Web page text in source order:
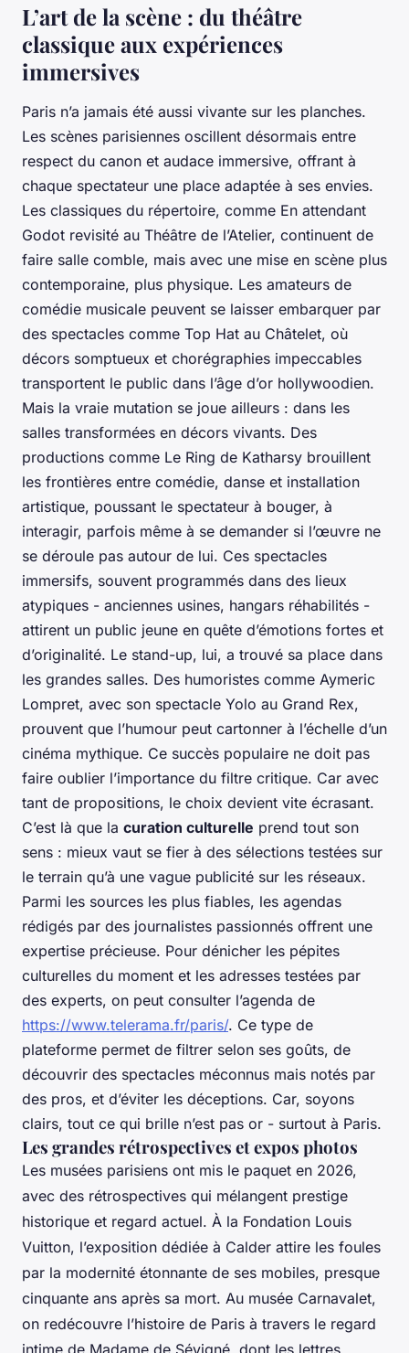
L’art de la scène : du théâtre
classique aux expériences
immersives
Paris n’a jamais été aussi vivante sur les planches.
Les scènes parisiennes oscillent désormais entre
respect du canon et audace immersive, offrant à
chaque spectateur une place adaptée à ses envies.
Les classiques du répertoire, comme En attendant
Godot revisité au Théâtre de l’Atelier, continuent de
faire salle comble, mais avec une mise en scène plus
contemporaine, plus physique. Les amateurs de
comédie musicale peuvent se laisser embarquer par
des spectacles comme Top Hat au Châtelet, où
décors somptueux et chorégraphies impeccables
transportent le public dans l’âge d’or hollywoodien.
Mais la vraie mutation se joue ailleurs : dans les
salles transformées en décors vivants. Des
productions comme Le Ring de Katharsy brouillent
les frontières entre comédie, danse et installation
artistique, poussant le spectateur à bouger, à
interagir, parfois même à se demander si l’œuvre ne
se déroule pas autour de lui. Ces spectacles
immersifs, souvent programmés dans des lieux
atypiques - anciennes usines, hangars réhabilités -
attirent un public jeune en quête d’émotions fortes et
d’originalité. Le stand-up, lui, a trouvé sa place dans
les grandes salles. Des humoristes comme Aymeric
Lompret, avec son spectacle Yolo au Grand Rex,
prouvent que l’humour peut cartonner à l’échelle d’un
cinéma mythique. Ce succès populaire ne doit pas
faire oublier l’importance du filtre critique. Car avec
tant de propositions, le choix devient vite écrasant.
C’est là que la curation culturelle prend tout son
sens : mieux vaut se fier à des sélections testées sur
le terrain qu’à une vague publicité sur les réseaux.
Parmi les sources les plus fiables, les agendas
rédigés par des journalistes passionnés offrent une
expertise précieuse. Pour dénicher les pépites
culturelles du moment et les adresses testées par
des experts, on peut consulter l’agenda de
https://www.telerama.fr/paris/. Ce type de
plateforme permet de filtrer selon ses goûts, de
découvrir des spectacles méconnus mais notés par
des pros, et d’éviter les déceptions. Car, soyons
clairs, tout ce qui brille n’est pas or - surtout à Paris.
Les grandes rétrospectives et expos photos
Les musées parisiens ont mis le paquet en 2026,
avec des rétrospectives qui mélangent prestige
historique et regard actuel. À la Fondation Louis
Vuitton, l’exposition dédiée à Calder attire les foules
par la modernité étonnante de ses mobiles, presque
cinquante ans après sa mort. Au musée Carnavalet,
on redécouvre l’histoire de Paris à travers le regard
intime de Madame de Sévigné, dont les lettres